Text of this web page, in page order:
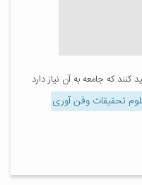
که جامعه به آن نیاز دارد
تحقیقات وفن آوری